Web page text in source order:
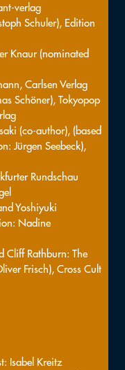
verlag
Schuler), Edition
Knaur (nominated
Carlsen Verlag
Schöner), Tokyopop
(co-author), (based
Jürgen Seebeck),
Rundschau
Yoshiyuki
Nadine
Cliff Rathburn: The
Frisch), Cross Cult
Isabel Kreitz